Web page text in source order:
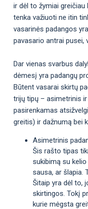
ir dėl to žymiai greičiau
tenka važiuoti ne itin
vasarinės padangos
pavasario antrai pusei,
Dar vienas svarbus
dėmesį yra padangų
Būtent vasarai skirtų
trijų tipų – asimetrinis
pasirenkamas
greitis) ir dažnumą bei
Asimetrinis
Šis rašto tipas
sukibimą su
sausa, ar šlapia.
Šitaip yra dėl to,
skirtingos. Tokį
kurie mėgsta